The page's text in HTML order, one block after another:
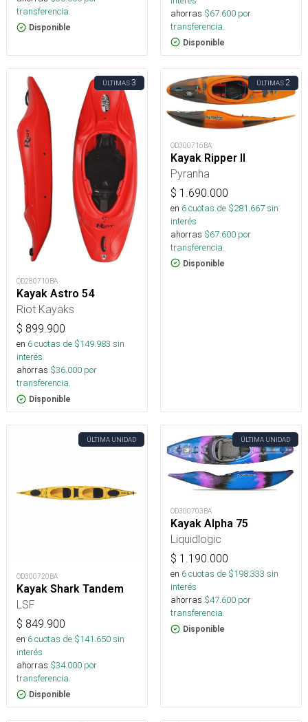
transferencia.
Disponible
ahorras $67.600 por
transferencia.
Disponible
ÚLTIMAS3
OD280710BA
Kayak Astro 54
Riot Kayaks
$ 899.900
en 6cuotas de $149.983 sin
interés
ahorras $36.000 por
transferencia.
Disponible
ÚLTIMAS2
OD300716BA
Kayak Ripper II
Pyranha
$ 1.690.000
en 6cuotas de $281.667sin
interés
ahorras $67.600 por
transferencia.
Disponible
ÚLTIMA UNIDAD
OD300720BA
Kayak Shark Tandem
LSF
$ 849.900
en 6cuotas de $141.650sin
interés
ahorras $34.000 por
transferencia.
Disponible
ÚLTIMA UNIDAD
OD300703BA
Kayak Alpha 75
Liquidlogic
$ 1.190.000
en 6cuotas de $198.333 sin
interés
ahorras $47.600 por
transferencia.
Disponible